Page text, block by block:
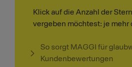
Klick auf die Anzahl der
vergeben möchtest: je mehr
So sorgt MAGGI für
Kundenbewertungen